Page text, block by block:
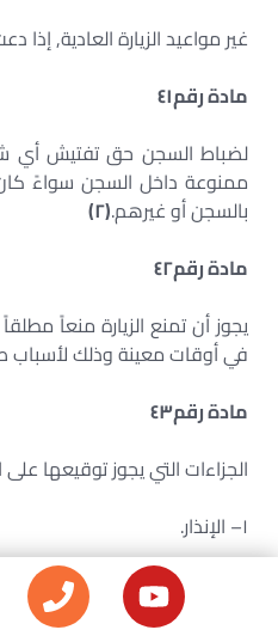
غير مواعيد الزيارة العادية, إذا
مادة رقم٤١
لضباط السجن حق تفتيش أي
ممنوعة داخل السجن سواءً
بالسجن أو غيرهم.(٢)
مادة رقم٤٢
يجوز أن تمنع الزيارة منعاً
في أوقات معينة وذلك لأسباب
مادة رقم٤٣
الجزاءات التي يجوز توقيعها
١– الإنذار.
– الحرمان من كل أو بعض
أو فئته لمدة لا تزيد على ثلاثين